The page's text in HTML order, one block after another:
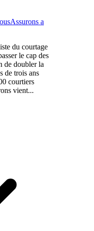
a
du courtage
le cap des
de doubler la
de trois ans
courtiers
vient...